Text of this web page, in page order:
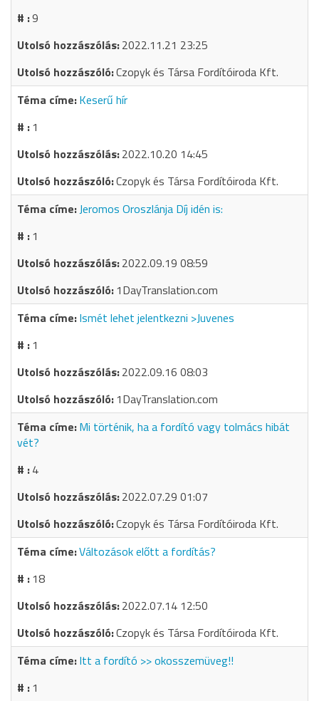
9
2022.11.21 23:25
Czopyk és Társa Fordítóiroda Kft.
Keserű hír
1
2022.10.20 14:45
Czopyk és Társa Fordítóiroda Kft.
Jeromos Oroszlánja Díj idén is:
1
2022.09.19 08:59
1DayTranslation.com
Ismét lehet jelentkezni >Juvenes
1
2022.09.16 08:03
1DayTranslation.com
Mi történik, ha a fordító vagy tolmács hibát
vét?
4
2022.07.29 01:07
Czopyk és Társa Fordítóiroda Kft.
Változások előtt a fordítás?
18
2022.07.14 12:50
Czopyk és Társa Fordítóiroda Kft.
Itt a fordító >> okosszemüveg!!
1